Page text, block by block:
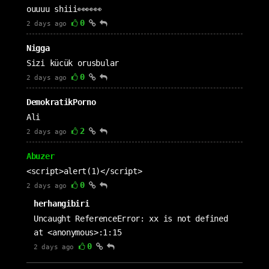
ouuuu shiii👀👀👀
2 days ago 0
Nigga
Sizi kücük orusbular
2 days ago 0
DemokratikPorno
Ali
2 days ago 2
Abuzer
<script>alert(1)</script>
2 days ago
0
herhangibiri
Uncaught ReferenceError: xx is not defined
at <anonymous>:1:15
2 days ago 0